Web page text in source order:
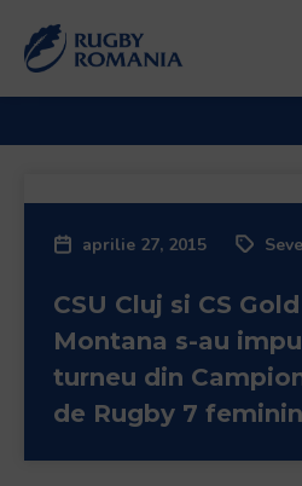
aprilie 27, 2015
CSU Cluj si CS
Montana s-au
turneu din
de Rugby 7 feminin